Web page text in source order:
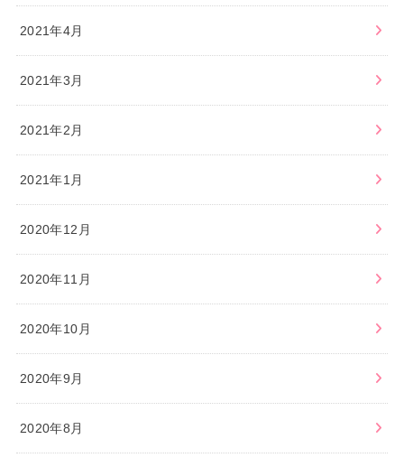
2021年4月
2021年3月
2021年2月
2021年1月
2020年12月
2020年11月
2020年10月
2020年9月
2020年8月